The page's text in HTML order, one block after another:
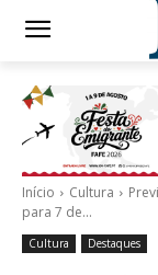
Início Cultura
para 7 de...
Cultura Destaques